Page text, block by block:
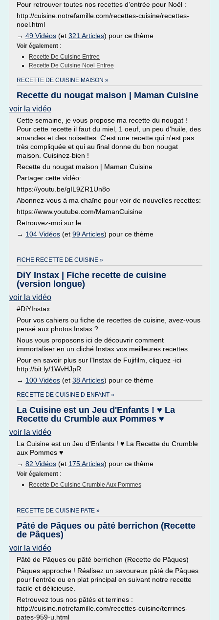
Pour retrouver toutes nos recettes d'entrée pour Noël :
http://cuisine.notrefamille.com/recettes-cuisine/recettes-
noel.html
→ 49 Vidéos (et 321 Articles) pour ce thème
Voir également :
Recette De Cuisine Entree
Recette De Cuisine Noel Entree
RECETTE DE CUISINE MAISON »
Recette du nougat maison | Maman Cuisine
voir la vidéo
Cette semaine, je vous propose ma recette du nougat !
Pour cette recette il faut du miel, 1 oeuf, un peu d'huile, des
amandes et des noisettes. C'est une recette qui n'est pas
très compliquée et qui au final donne du bon nougat
maison. Cuisinez-bien !
Recette du nougat maison | Maman Cuisine
Partager cette vidéo:
https://youtu.be/gIL9ZR1Un8o
Abonnez-vous à ma chaîne pour voir de nouvelles recettes:
https://www.youtube.com/MamanCuisine
Retrouvez-moi sur le...
→ 104 Vidéos (et 99 Articles) pour ce thème
FICHE RECETTE DE CUISINE »
DiY Instax | Fiche recette de cuisine
(version longue)
voir la vidéo
#DiYInstax
Pour vos cahiers ou fiche de recettes de cuisine, avez-vous
pensé aux photos Instax ?
Nous vous proposons ici de découvrir comment
immortaliser en un cliché Instax vos meilleures recettes.
Pour en savoir plus sur l'Instax de Fujifilm, cliquez -ici
http://bit.ly/1WvHJpR
→ 100 Vidéos (et 38 Articles) pour ce thème
RECETTE DE CUISINE D ENFANT »
La Cuisine est un Jeu d'Enfants ! ♥ La
Recette du Crumble aux Pommes ♥
voir la vidéo
La Cuisine est un Jeu d'Enfants ! ♥ La Recette du Crumble
aux Pommes ♥
→ 82 Vidéos (et 175 Articles) pour ce thème
Voir également :
Recette De Cuisine Crumble Aux Pommes
RECETTE DE CUISINE PATE »
Pâté de Pâques ou pâté berrichon (Recette
de Pâques)
voir la vidéo
Pâté de Pâques ou pâté berrichon (Recette de Pâques)
Pâques approche ! Réalisez un savoureux pâté de Pâques
pour l'entrée ou en plat principal en suivant notre recette
facile et délicieuse.
Retrouvez tous nos pâtés et terrines :
http://cuisine.notrefamille.com/recettes-cuisine/terrines-
pates-959-u.html